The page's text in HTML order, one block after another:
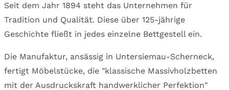
Seit dem Jahr 1894 steht das Unternehmen für
Tradition und Qualität. Diese über 125-jährige
Geschichte fließt in jedes einzelne Bettgestell ein.
Die Manufaktur, ansässig in Untersiemau-Scherneck,
fertigt Möbelstücke, die "klassische Massivholzbetten
mit der Ausdruckskraft handwerklicher Perfektion"